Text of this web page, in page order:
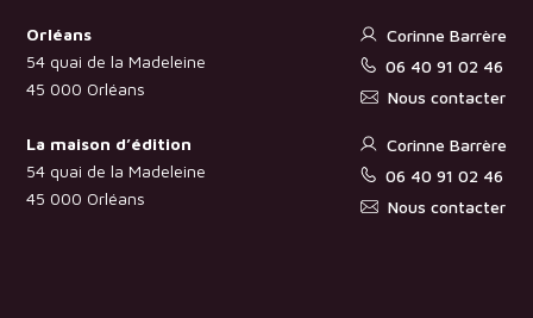
Orléans
54 quai de la Madeleine
45 000 Orléans
Corinne Barrère
06 40 91 02 46
Nous contacter
La maison d’édition
54 quai de la Madeleine
45 000 Orléans
Corinne Barrère
06 40 91 02 46
Nous contacter